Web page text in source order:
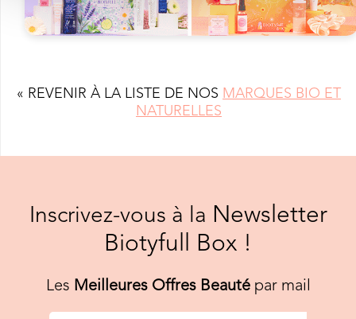
« REVENIR À LA LISTE DE NOS MARQUES BIO ET
NATURELLES
Inscrivez-vous à la Newsletter
Biotyfull Box !
Les Meilleures Offres Beautépar mail